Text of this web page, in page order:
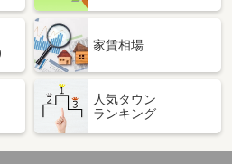
家賃相場
人気タウン
ランキング